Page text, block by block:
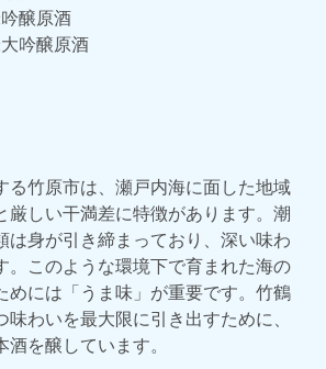
醸原酒
吟醸原酒
る竹原市は、瀬戸内海に面した地域
厳しい干満差に特徴があります。潮
は身が引き締まっており、深い味わ
。このような環境下で育まれた海の
めには「うま味」が重要です。竹鶴
わいを最大限に引き出すために、
を醸しています。